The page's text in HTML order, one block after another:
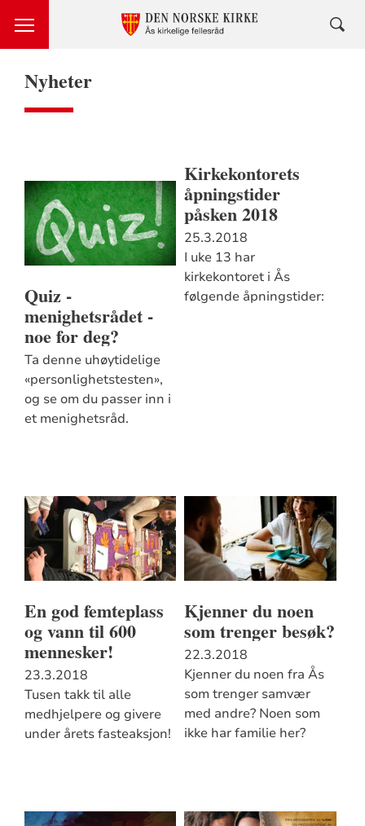
Nyheter
Quiz -
menighetsrådet -
noe for deg?
Ta denne uhøytidelige
«personlighetstesten»,
og se om du passer inn i
et menighetsråd.
Kirkekontorets
åpningstider
påsken 2018
25.3.2018
I uke 13 har
kirkekontoret i Ås
følgende åpningstider:
En god femteplass
og vann til 600
mennesker!
23.3.2018
Tusen takk til alle
medhjelpere og givere
under årets fasteaksjon!
Kjenner du noen
som trenger besøk?
22.3.2018
Kjenner du noen fra Ås
som trenger samvær
med andre? Noen som
ikke har familie her?